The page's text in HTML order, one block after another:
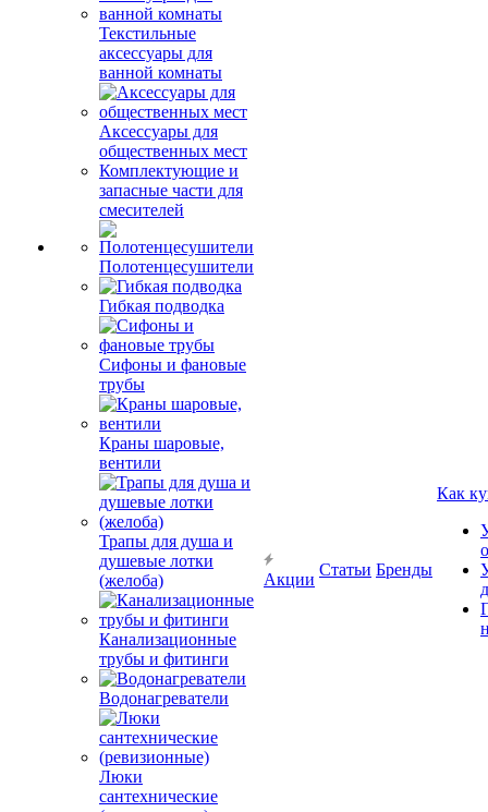
Текстильные
аксессуары для
ванной комнаты
Аксессуары для
общественных мест
Комплектующие и
запасные части для
смесителей
Полотенцесушители
Гибкая подводка
Сифоны и фановые
трубы
Краны шаровые,
вентили
Трапы для душа и
душевые лотки
(желоба)
Канализационные
трубы и фитинги
Водонагреватели
Люки
сантехнические
Акции
Статьи Бренды
Как